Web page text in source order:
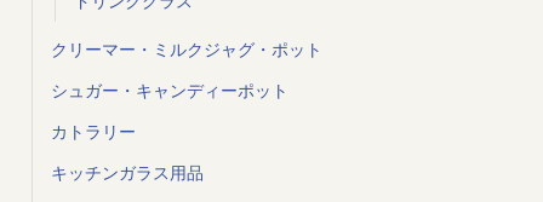
クリーマー・ミルクジャグ・ポット
シュガー・キャンディーポット
カトラリー
キッチンガラス用品